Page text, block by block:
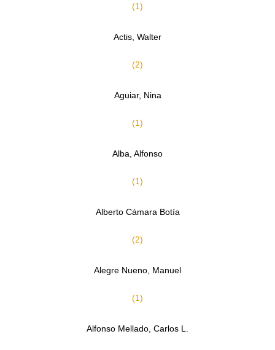
(1)
Actis, Walter
(2)
Aguiar, Nina
(1)
Alba, Alfonso
(1)
Alberto Cámara Botía
(2)
Alegre Nueno, Manuel
(1)
Alfonso Mellado, Carlos L.